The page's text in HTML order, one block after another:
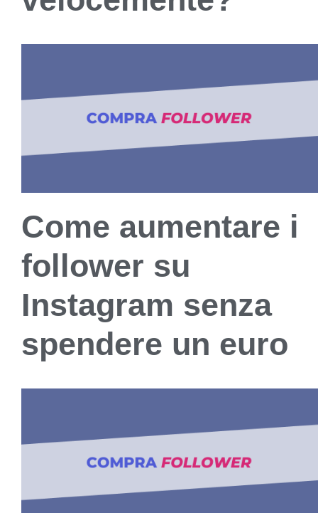
Come aumentare i
follower su
Instagram senza
spendere un euro